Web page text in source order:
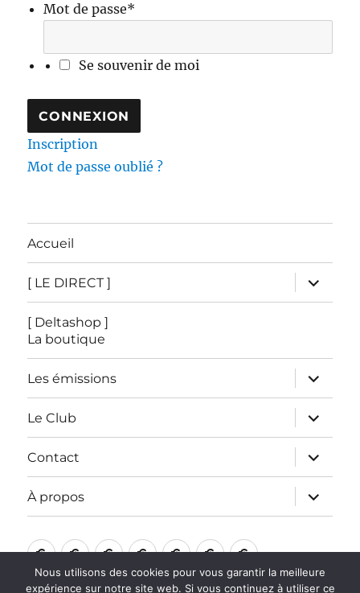
Mot de passe*
Se souvenir de moi
Inscription
Mot de passe oublié ?
Accueil
[ LE DIRECT ]
ouvrir
le
sous-
[ Deltashop ]
La boutique
Les émissions
ouvrir
le
sous-
menu
Le Club
ouvrir
le
sous-
menu
Contact
ouvrir
le
sous-
menu
À propos
ouvrir
le
sous-
Accueil
[
LE
[
Deltashop
Les
émissions
Le
Club
Contact
À
propos
Nous utilisons des cookies pour vous garantir la meilleure
expérience sur notre site web. Si vous continuez à utiliser ce